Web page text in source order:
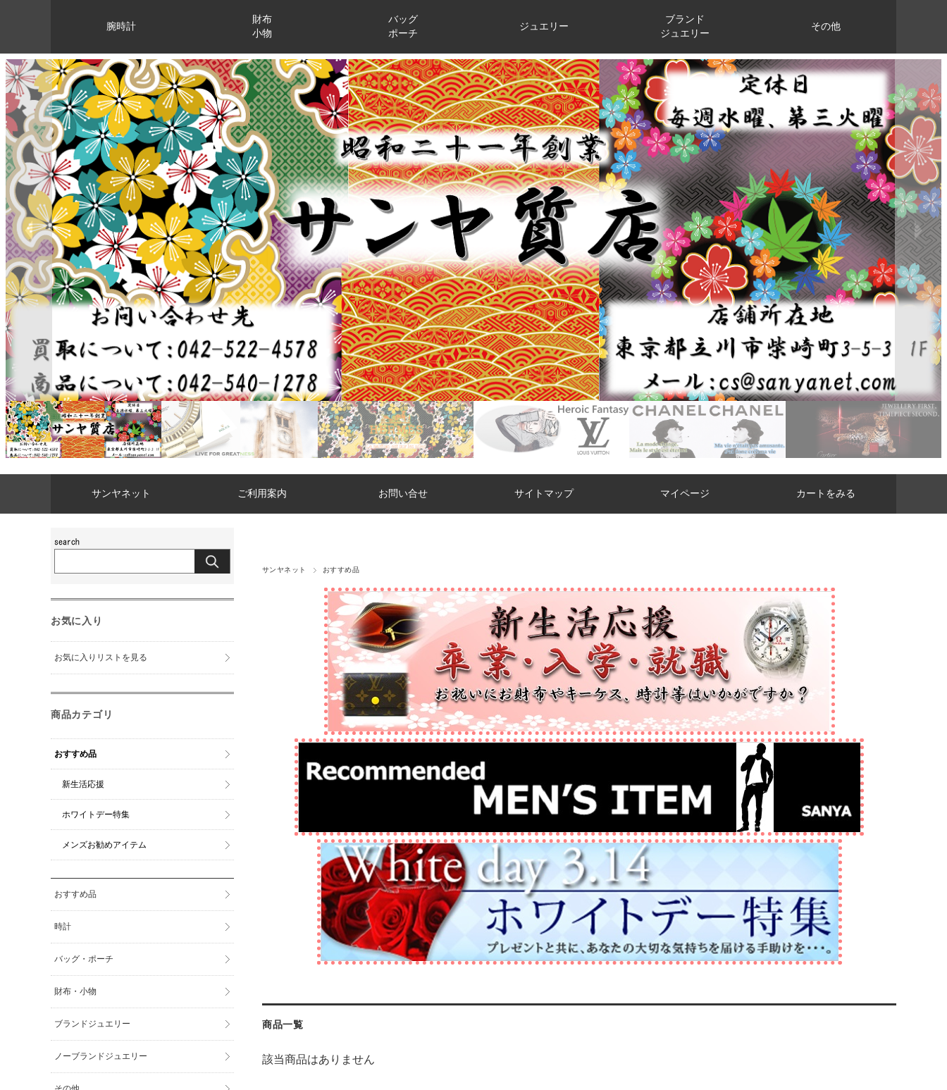
腕時計
財布
小物
バッグ
ポーチ
ジュエリー
ブランド
ジュエリー
その他
サンヤネット ご利用案内 お問い合せ サイトマップ マイページ カートをみる
サンヤネット おすすめ品
商品一覧
該当商品はありません
お気に入り
お気に入りリストを見る
商品カテゴリ
おすすめ品
新生活応援
ホワイトデー特集
メンズお勧めアイテム
おすすめ品
時計
バッグ・ポーチ
財布・小物
ブランドジュエリー
ノーブランドジュエリー